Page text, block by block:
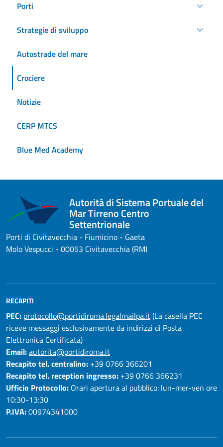
Porti
Strategie di sviluppo
Autostrade del mare
Crociere
Notizie
CERP MTCS
Blue Med Academy
Autorità di Sistema Portuale del
Mar Tirreno Centro
Settentrionale
Porti di Civitavecchia - Fiumicino - Gaeta
Molo Vespucci - 00053 Civitavecchia (RM)
RECAPITI
PEC: protocollo@portidiroma.legalmailpa.it(La casella PEC
riceve messaggi esclusivamente da indirizzi di Posta
Elettronica Certificata)
Email:autorita@portidiroma.it
Recapito tel. centralino: +39 0766 366201
Recapito tel. reception ingresso: +39 0766 366231
Ufficio Protocollo: Orari apertura al pubblico: lun-mer-ven ore
10:30-13:30
P.IVA:00974341000